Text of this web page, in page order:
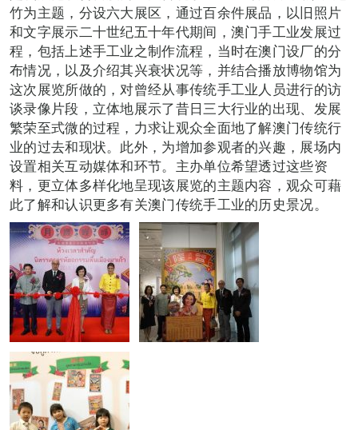
竹为主题，分设六大展区，通过百余件展品，以旧照片
和文字展示二十世纪五十年代期间，澳门手工业发展过
程，包括上述手工业之制作流程，当时在澳门设厂的分
布情况，以及介绍其兴衰状况等，并结合播放博物馆为
这次展览所做的，对曾经从事传统手工业人员进行的访
谈录像片段，立体地展示了昔日三大行业的出现、发展
繁荣至式微的过程，力求让观众全面地了解澳门传统行
业的过去和现状。此外，为增加参观者的兴趣，展场内
设置相关互动媒体和环节。主办单位希望透过这些资
料，更立体多样化地呈现该展览的主题内容，观众可藉
此了解和认识更多有关澳门传统手工业的历史景况。